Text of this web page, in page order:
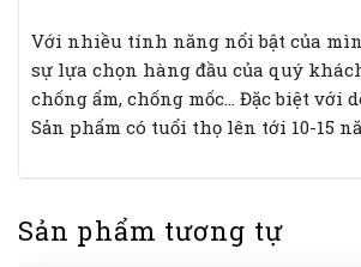
Với nhiều tính năng nổi bật của
sự lựa chọn hàng đầu của quý
chống ẩm, chống mốc… Đặc biệt với
Sản phẩm có tuổi thọ lên tới 10-15
Sản phẩm tương tự